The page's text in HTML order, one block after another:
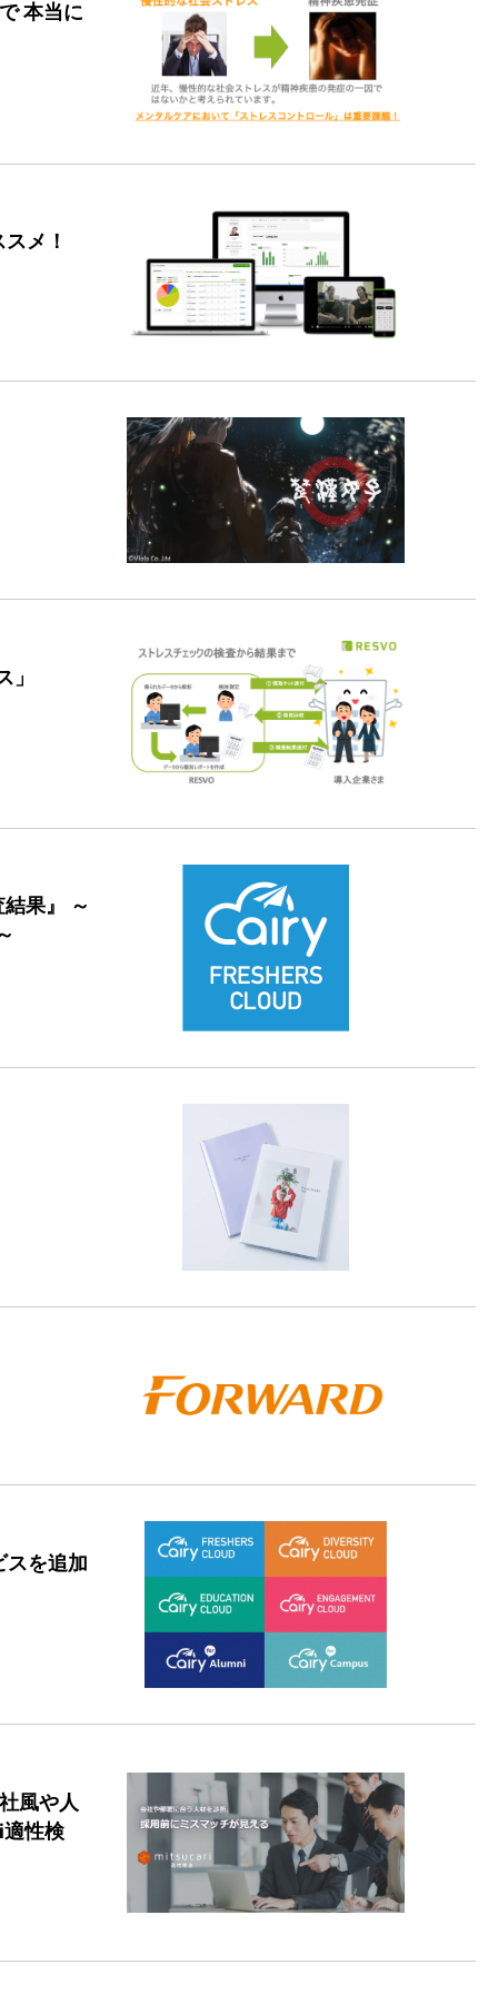
本当に
メ！
果』 ～
スを追加
風や人
性検